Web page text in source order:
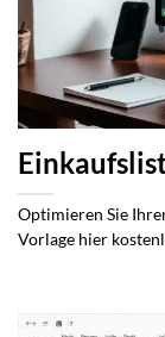
Optimieren Sie
Vorlage hier